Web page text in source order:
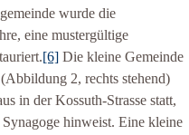
wurde die
eine mustergültige
[6] Die kleine Gemeinde
(Abbildung 2, rechts stehend)
in der Kossuth-Strasse statt,
hinweist. Eine kleine